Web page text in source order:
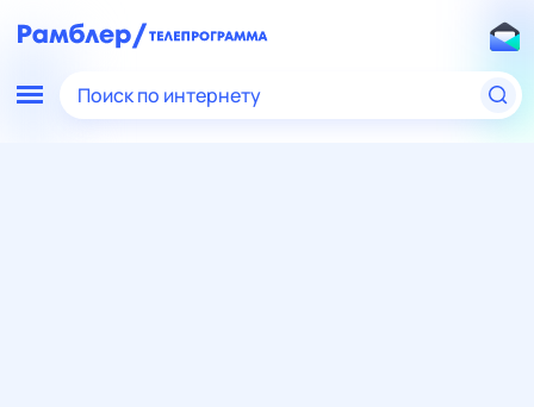
Поиск по интернету